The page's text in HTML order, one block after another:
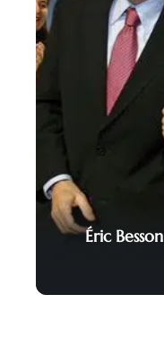
Éric